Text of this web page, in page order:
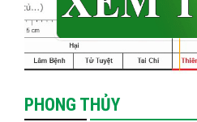
PHONG THỦY